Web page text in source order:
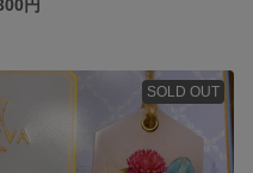
円
SOLD OUT